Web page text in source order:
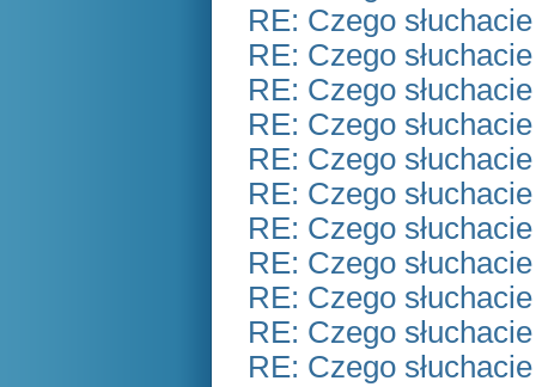
RE: Czego
RE: Czego
RE: Czego
RE: Czego
RE: Czego
RE: Czego
RE: Czego
RE: Czego
RE: Czego
RE: Czego
RE: Czego